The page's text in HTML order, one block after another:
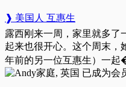
❱ 美国人 互惠生
露西刚来一周，家里就多了
起来也很开心。这个周末，
年前的另一位互惠生）一起
已成为会